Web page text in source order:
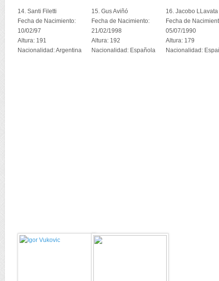
14. Santi Filetti
Fecha de Nacimiento:
10/02/97
Altura: 191
Nacionalidad: Argentina
15. Gus Aviñó
Fecha de Nacimiento:
21/02/1998
Altura: 192
Nacionalidad: Española
16. Jacobo LLavata
Fecha de
05/07/1990
Altura: 179
Nacionalidad: